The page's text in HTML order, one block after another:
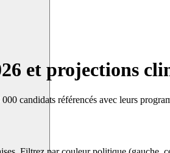
et projections
candidats référencés avec leurs